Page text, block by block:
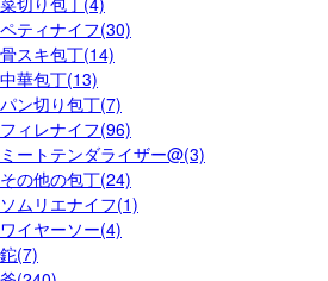
ペティナイフ(30)
骨スキ包丁(14)
中華包丁(13)
パン切り包丁(7)
フィレナイフ(96)
ミートテンダライザー@(3)
その他の包丁(24)
ソムリエナイフ(1)
ワイヤーソー(4)
鉈(7)